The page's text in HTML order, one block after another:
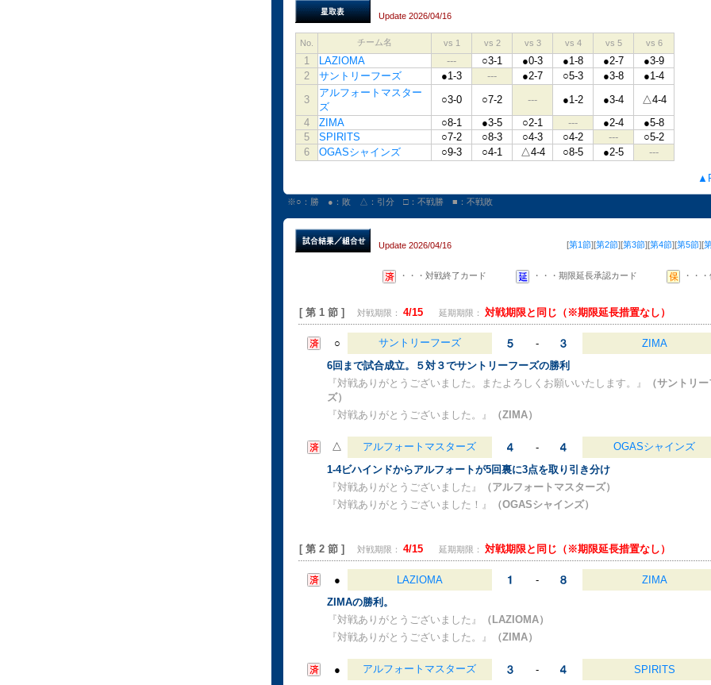
Update 2026/04/16
No. チーム名 vs 1 vs 2 vs 3 vs 4 vs 5 vs 6
1 LAZIOMA --- ○3-1 ●0-3 ●1-8 ●2-7
●3-9
2
サントリーフーズ ●1-3 --- ●2-7 ○5-3 ●3-8
●1-4
3
アルフォートマスター
ズ
○3-0 ○7-2 --- ●1-2 ●3-4
△4-4
4
ZIMA ○8-1 ●3-5 ○2-1 --- ●2-4
●5-8
5
SPIRITS ○7-2 ○8-3 ○4-3 ○4-2 ---
○5-2
6
OGASシャインズ ○9-3 ○4-1 △4-4 ○8-5 ●2-5 ---
※○：勝 ●：敗 △：引分 □：不戦勝 ■：不戦敗
Update 2026/04/16 [第1節][第2節][第3節][第4節][第5節][
・・・対戦終了カード ・・・期限延長承認カード ・・
[ 第 1 節 ] 対戦期限： 4/15 延期期限： 対戦期限と同じ（※期限延長措置なし）
○ サントリーフーズ - ZIMA
6回まで試合成立。５対３でサントリーフーズの勝利
『対戦ありがとうございました。またよろしくお願いいたします。』
（サントリ
ズ）
『対戦ありがとうございました。』
（ZIMA）
△ アルフォートマスターズ - OGASシャインズ
1-4ビハインドからアルフォートが5回裏に3点を取り引き分け
『対戦ありがとうございました』
（アルフォートマスターズ）
『対戦ありがとうございました！』
（OGASシャインズ）
[ 第 2 節 ] 対戦期限： 4/15 延期期限： 対戦期限と同じ（※期限延長措置なし）
● LAZIOMA - ZIMA
ZIMAの勝利。
『対戦ありがとうございました』
（LAZIOMA）
『対戦ありがとうございました。』
（ZIMA）
● アルフォートマスターズ - SPIRITS